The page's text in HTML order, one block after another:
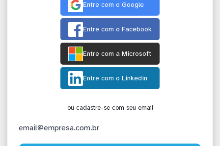
Entre com o Google
Entre com o Facebook
Entre com a Microsoft
Entre com o Linkedin
ou cadastre-se com seu email